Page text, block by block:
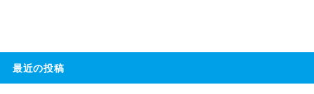
最近の投稿